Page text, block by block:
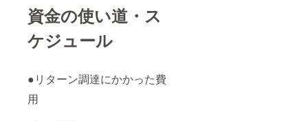
資金の使い道・ス
ケジュール
●リターン調達にかかった費
用